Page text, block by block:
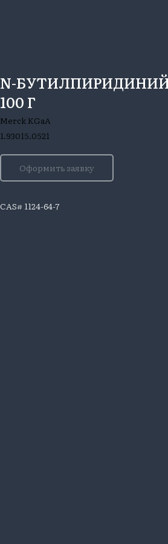
N-БУТИЛПИРИДИНИЙ
100 Г
Merck KGaA
1.93015.0521
Оформить заявку
CAS# 1124-64-7